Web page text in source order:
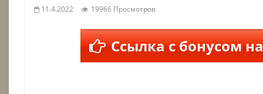
11.4.2022 19966 Просмотров
Ссылка с бонусом